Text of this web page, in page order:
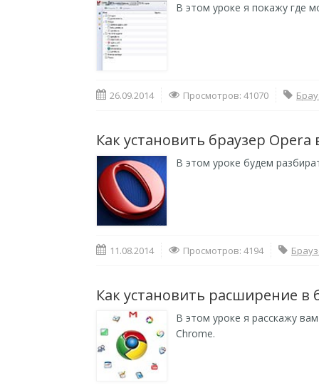
В этом уроке я покажу где
26.09.2014 Просмотров: 41070
Как установить браузер Opera
В этом уроке будем
11.08.2014 Просмотров: 4194
Как установить расширение в
В этом уроке я расскажу
Chrome.